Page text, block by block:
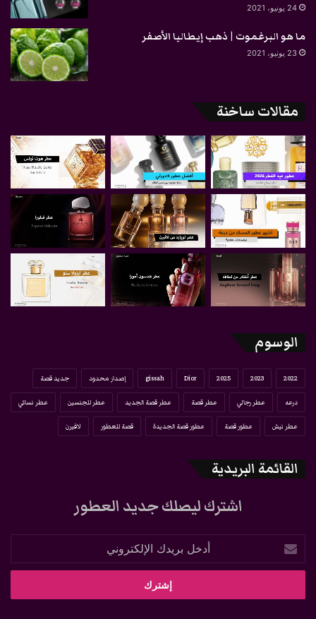
24 يونيو، 2021
ما هو البرغموت | ذهب إيطاليا الأصفر
23 يونيو، 2021
مقالات ساخنة
الوسوم
2022
2023
2025
Dior
gissah إصدار محدود جديد قصة
درعه عطر رجالي عطر قصة عطر قصة الجديد عطر للجنسين عطر نسائي
عطر نيش عطور قصة عطور قصة الجديدة قصة للعطور لافيرن
القائمة البريدية
اشترك ليصلك جديد العطور
أدخل
بريدك
الإلكتروني